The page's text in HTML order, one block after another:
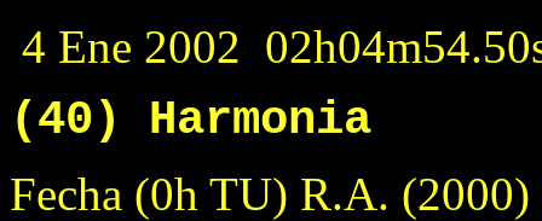
4 Ene 2002
(40) Harmonia
Fecha (0h TU) R.A.